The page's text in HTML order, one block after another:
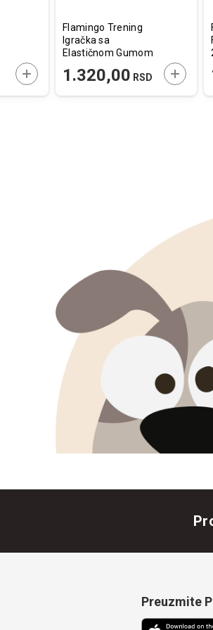
DODAJTE U KORPU
Flamingo Trening
Igračka sa
Elastičnom Gumom
L 52x8,5x5,5cm
1.320,00 RSD
Preuzmite